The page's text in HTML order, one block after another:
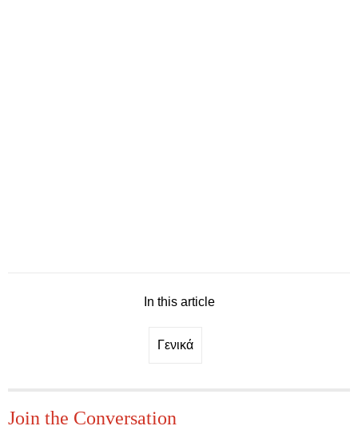
In this article
Γενικά
Join the Conversation